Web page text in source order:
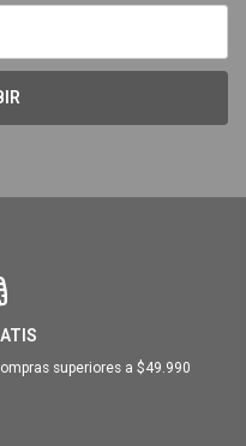
superiores a $49.990